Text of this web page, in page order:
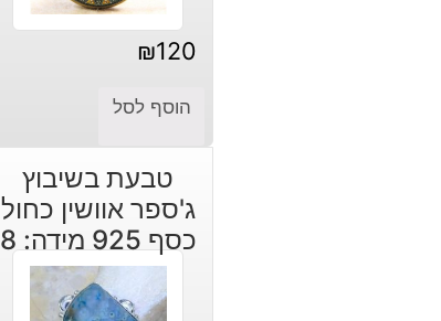
₪120
הוסף לסל
טבעת בשיבוץ
ג'ספר אוושין כחול
כסף 925 מידה: 8